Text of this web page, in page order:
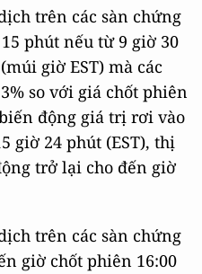
trên các sàn chứng
phút nếu từ 9 giờ 30
giờ EST) mà các
so với giá chốt phiên
động giá trị rơi vào
giờ 24 phút (EST), thị
trở lại cho đến giờ
trên các sàn chứng
giờ chốt phiên 16:00